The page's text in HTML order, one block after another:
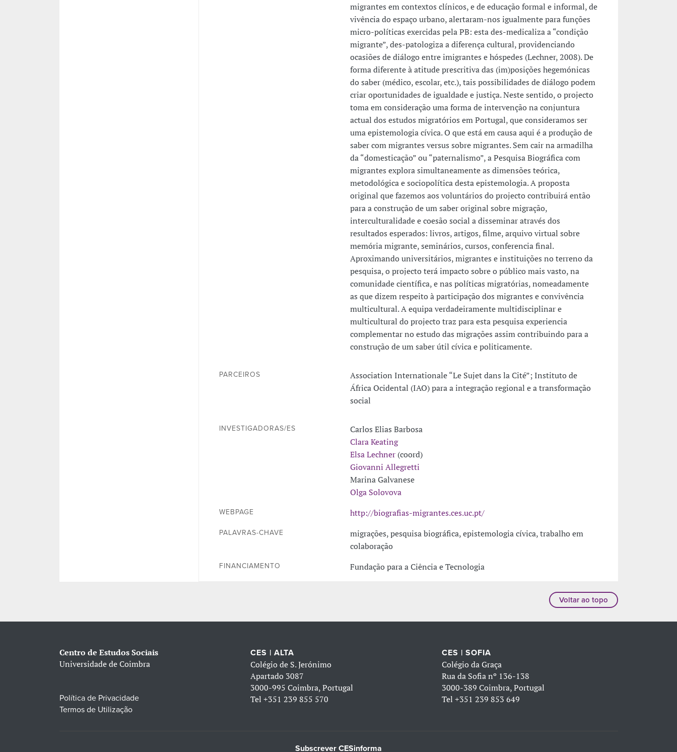
migrantes em contextos clínicos, e de educação formal e informal, de
vivência do espaço urbano, alertaram-nos igualmente para funções
micro-políticas exercidas pela PB: esta des-medicaliza a “condição
migrante”, des-patologiza a diferença cultural, providenciando
ocasiões de diálogo entre imigrantes e hóspedes (Lechner, 2008). De
forma diferente à atitude prescritiva das (im)posições hegemónicas
do saber (médico, escolar, etc.), tais possibilidades de diálogo podem
criar oportunidades de igualdade e justiça. Neste sentido, o projecto
toma em consideração uma forma de intervenção na conjuntura
actual dos estudos migratórios em Portugal, que consideramos ser
uma epistemologia cívica. O que está em causa aqui é a produção de
saber com migrantes versus sobre migrantes. Sem cair na armadilha
da “domesticação” ou “paternalismo”, a Pesquisa Biográfica com
migrantes explora simultaneamente as dimensões teórica,
metodológica e sociopolítica desta epistemologia. A proposta
original que fazemos aos voluntários do projecto contribuirá então
para a construção de um saber original sobre migração,
interculturalidade e coesão social a disseminar através dos
resultados esperados: livros, artigos, filme, arquivo virtual sobre
memória migrante, seminários, cursos, conferencia final.
Aproximando universitários, migrantes e instituições no terreno da
pesquisa, o projecto terá impacto sobre o público mais vasto, na
comunidade científica, e nas políticas migratórias, nomeadamente
as que dizem respeito à participação dos migrantes e convivência
multicultural. A equipa verdadeiramente multidisciplinar e
multicultural do projecto traz para esta pesquisa experiencia
complementar no estudo das migrações assim contribuindo para a
construção de um saber útil cívica e politicamente.
PARCEIROS
Association Internationale “Le Sujet dans la Cité”; Instituto de
África Ocidental (IAO) para a integração regional e a transformação
social
INVESTIGADORAS/ES
Carlos Elias Barbosa
Clara Keating
Elsa Lechner (coord)
Giovanni Allegretti
Marina Galvanese
Olga Solovova
WEBPAGE http://biografias-migrantes.ces.uc.pt/
PALAVRAS-CHAVE
migrações, pesquisa biográfica, epistemologia cívica, trabalho em
colaboração
FINANCIAMENTO Fundação para a Ciência e Tecnologia
Voltar ao topo
Centro de Estudos Sociais
Universidade de Coimbra
Política de Privacidade
Termos de Utilização
CES | ALTA
Colégio de S. Jerónimo
Apartado 3087
3000-995 Coimbra, Portugal
Tel+351 239 855 570
CES | SOFIA
Colégio da Graça
Rua da Sofia nº 136-138
3000-389 Coimbra, Portugal
Tel +351 239 853 649
Subscrever CESinforma